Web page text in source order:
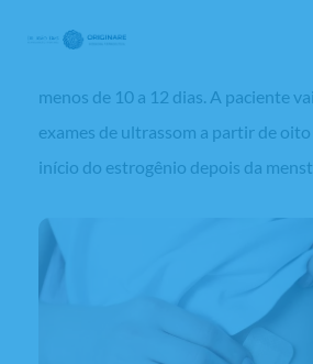
produzem, por via oral ou por via
adesivo. Esse estrogênio será
menos de 10 a 12 dias. A paciente
exames de ultrassom a partir de
início do estrogênio depois da